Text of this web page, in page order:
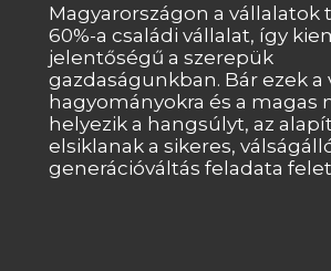
Magyarországon a vállalatok
60%-a családi vállalat, így
jelentőségű a szerepük
gazdaságunkban. Bár ezek a
hagyományokra és a magas
helyezik a hangsúlyt, az
elsiklanak a sikeres,
generációváltás feladata